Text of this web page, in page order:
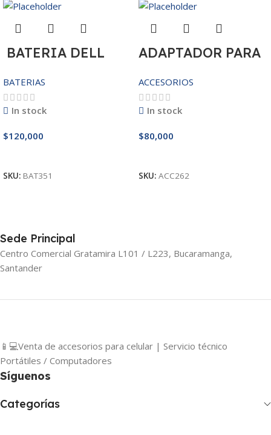
BATERIA DELL
3521/5421/3425
14.8V
BATERIAS
In stock
$120,000
SKU: BAT351
ADAPTADOR PARA
20W
ACCESORIOS
In stock
$80,000
SKU: ACC262
Sede Principal
Centro Comercial Gratamira L101 / L223, Bucaramanga,
Santander
📱💻Venta de accesorios para celular | Servicio técnico
Portátiles / Computadores
Síguenos
Categorías